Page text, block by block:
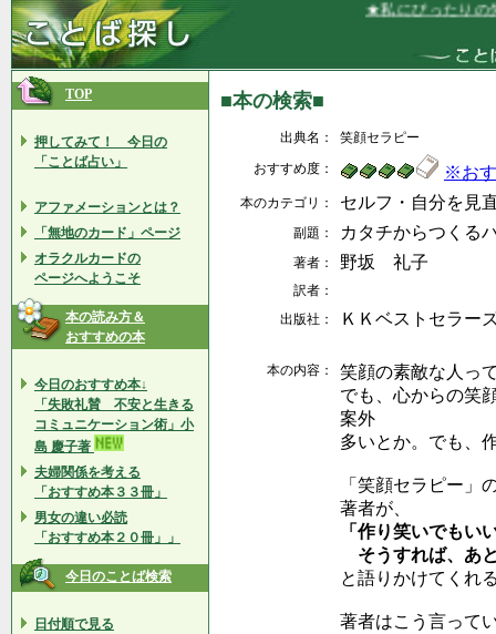
★私にぴったりの先
TOP
押してみて！ 今日の
「ことば占い」
アファメーションとは？
「無地のカード」ページ
オラクルカードの
ページへようこそ
本の読み方＆
おすすめの本
今日のおすすめ本↓
「失敗礼賛 不安と生きる
コミュニケーション術」小
島 慶子著
夫婦関係を考える
「おすすめ本３３冊」
男女の違い必読
「おすすめ本２０冊」」
今日のことば検索
日付順で見る
■本の検索■
出典名：
笑顔セラピー
おすすめ度：
※お
本のカテゴリ： セルフ・自分を見
副題： カタチからつくる
著者： 野坂 礼子
訳者：
出版社：
ＫＫベストセラー
本の内容：
笑顔の素敵な人っ
でも、心からの笑
案外
多いとか。でも、
「笑顔セラピー」
著者が、
「作り笑いでもい
そうすれば、あ
と語りかけてくれ
著者はこう言って